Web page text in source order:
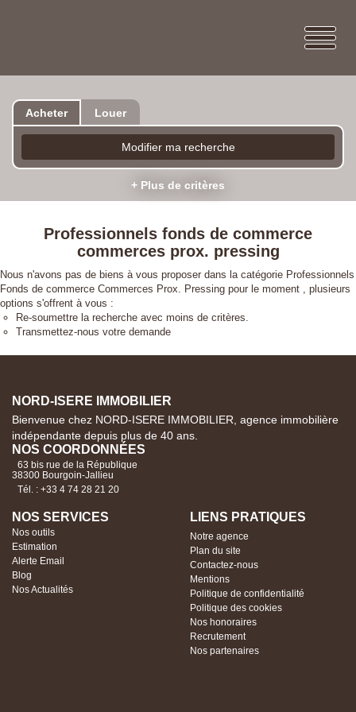
Acheter Louer
Modifier ma recherche
+ Plus de critères
Professionnels fonds de commerce
commerces prox. pressing
Nous n'avons pas de biens à vous proposer dans la catégorie Professionnels
Fonds de commerce Commerces Prox. Pressing pour le moment , plusieurs
options s'offrent à vous :
Re-soumettre la recherche avec moins de critères.
Transmettez-nous votre demande
NORD-ISERE IMMOBILIER
Bienvenue chez NORD-ISERE IMMOBILIER, agence immobilière
indépendante depuis plus de 40 ans.
NOS COORDONNÉES
63 bis rue de la République
38300 Bourgoin-Jallieu
Tél. : +33 4 74 28 21 20
NOS SERVICES
Nos outils
Estimation
Alerte Email
Blog
Nos Actualités
LIENS PRATIQUES
Notre agence
Plan du site
Contactez-nous
Mentions
Politique de confidentialité
Politique des cookies
Nos honoraires
Recrutement
Nos partenaires